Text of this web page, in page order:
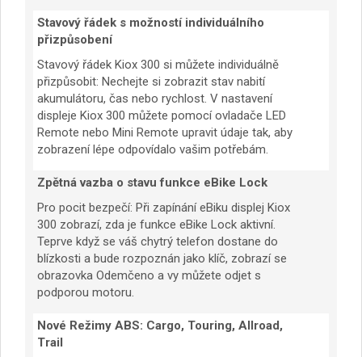
Stavový řádek s možností individuálního
přizpůsobení
Stavový řádek Kiox 300 si můžete individuálně
přizpůsobit: Nechejte si zobrazit stav nabití
akumulátoru, čas nebo rychlost. V nastavení
displeje Kiox 300 můžete pomocí ovladače LED
Remote nebo Mini Remote upravit údaje tak, aby
zobrazení lépe odpovídalo vašim potřebám.
Zpětná vazba o stavu funkce eBike Lock
Pro pocit bezpečí: Při zapínání eBiku displej Kiox
300 zobrazí, zda je funkce eBike Lock aktivní.
Teprve když se váš chytrý telefon dostane do
blízkosti a bude rozpoznán jako klíč, zobrazí se
obrazovka Odemčeno a vy můžete odjet s
podporou motoru.
Nové Režimy ABS: Cargo, Touring, Allroad,
Trail